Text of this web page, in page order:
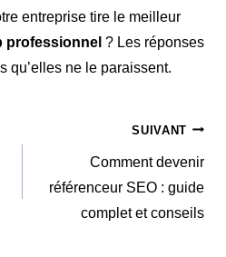
entreprise tire le meilleur
professionnel ? Les réponses
qu’elles ne le paraissent.
SUIVANT
Comment devenir
référenceur SEO : guide
complet et conseils